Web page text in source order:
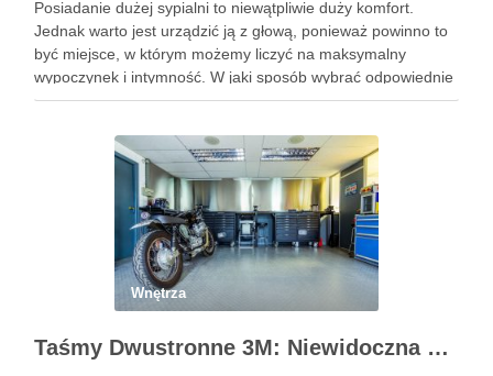
Posiadanie dużej sypialni to niewątpliwie duży komfort.
Jednak warto jest urządzić ją z głową, ponieważ powinno to
być miejsce, w którym możemy liczyć na maksymalny
wypoczynek i intymność. W jaki sposób wybrać odpowiednie
łóżko, które nie tylko pozwoli nam na spokojny …
Wnętrza
Taśmy Dwustronne 3M: Niewidoczna Siła Montażu dla Profesjonalistów i Domu